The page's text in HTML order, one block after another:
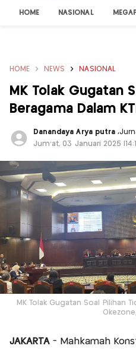
HOME NASIONAL
HOME NEWS NASIONAL
MK Tolak Gugatan
Beragama Dalam
Danandaya Arya putra,
Jum'at, 03 Januari 2025
MK Tolak Gugatan Soal Pilihan
JAKARTA - Mahkamah